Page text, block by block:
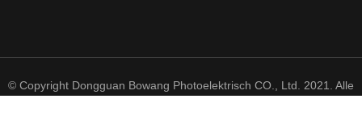
© Copyright Dongguan Bowang Photoelektrisch CO., Ltd. 2021. Alle